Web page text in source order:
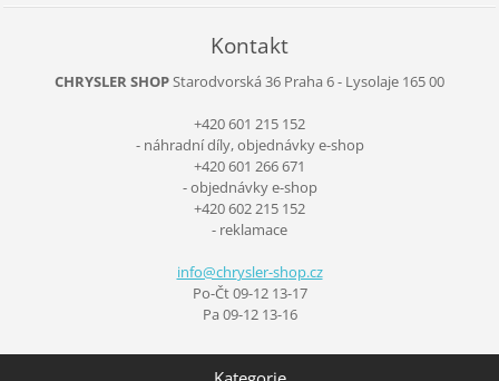
Kontakt
CHRYSLER SHOPStarodvorská 36 Praha 6 - Lysolaje 165 00
+420 601 215 152
- náhradní díly, objednávky e-shop
+420 601 266 671
- objednávky e-shop
+420 602 215 152
- reklamace
info@chrysler-shop.cz
Po-Čt 09-12 13-17
Pa 09-12 13-16